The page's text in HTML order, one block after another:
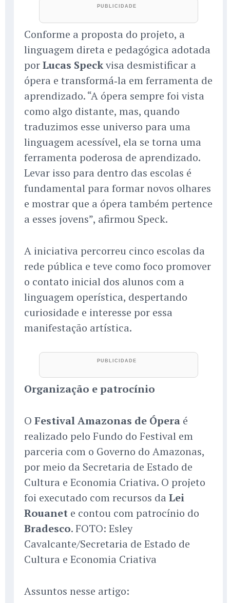
Conforme a proposta do projeto, a
linguagem direta e pedagógica adotada
porLucas Speckvisa desmistificar a
ópera e transformá‑la em ferramenta de
aprendizado. “A ópera sempre foi vista
como algo distante, mas, quando
traduzimos esse universo para uma
linguagem acessível, ela se torna uma
ferramenta poderosa de aprendizado.
Levar isso para dentro das escolas é
fundamental para formar novos olhares
e mostrar que a ópera também pertence
a esses jovens”, afirmou Speck.
A iniciativa percorreu cinco escolas da
rede pública e teve como foco promover
o contato inicial dos alunos com a
linguagem operística, despertando
curiosidade e interesse por essa
manifestação artística.
Organização e patrocínio
O Festival Amazonas de Ópera é
realizado pelo Fundo do Festival em
parceria com o Governo do Amazonas,
por meio da Secretaria de Estado de
Cultura e Economia Criativa. O projeto
foi executado com recursos da Lei
Rouanet e contou com patrocínio do
Bradesco. FOTO: Esley
Cavalcante/Secretaria de Estado de
Cultura e Economia Criativa
Assuntos nesse artigo: